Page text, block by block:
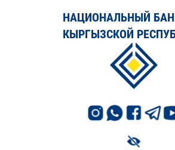
НАЦИОНАЛЬНЫЙ
КЫРГЫЗСКОЙ